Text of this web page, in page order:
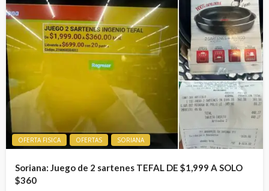
OFERTA FISICA OFERTAS SORIANA
Soriana: Juego de 2 sartenes TEFAL DE $1,999 A SOLO
$360